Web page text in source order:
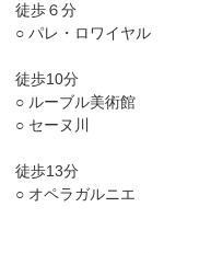
徒歩６分
○ パレ・ロワイヤル
徒歩10分
○ ルーブル美術館
○ セーヌ川
徒歩13分
○ オペラガルニエ